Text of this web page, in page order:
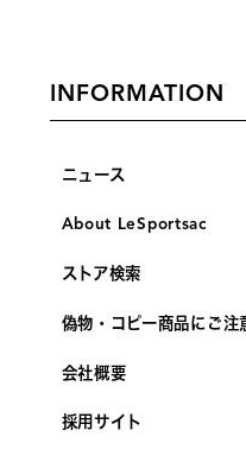
INFORMATION
ニュース
About LeSportsac
ストア検索
偽物・コピー商品にご注
会社概要
採用サイト